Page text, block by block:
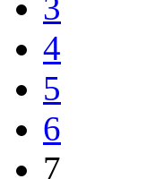
4
5
6
7